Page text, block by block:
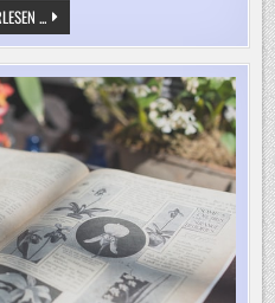
...LIVEBLOG
UKRAINEKRIEG:
UKRAINE
KAUFT
US-
ARTILLERIERAKETEN
IN
DER
TÜRKEI